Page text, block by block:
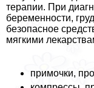
терапии. При
беременности,
безопасное
мягкими
примочки,